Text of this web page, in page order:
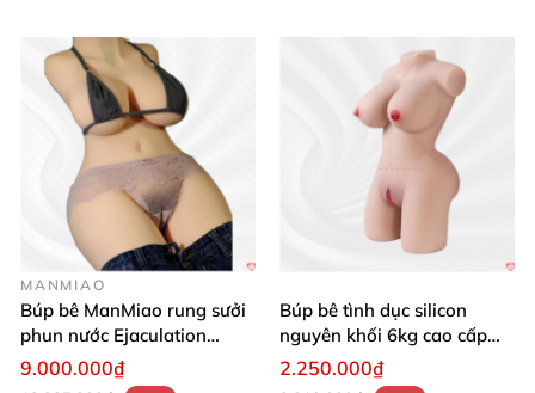
MANMIAO
Búp bê ManMiao rung sưởi
phun nước Ejaculation
Queen chuẩn
9.000.000₫
Búp bê tình dục silicon
nguyên khối 6kg cao cấp
giá rẻ sexy gợi cảm
2.250.000₫